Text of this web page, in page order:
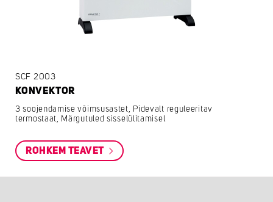
SCF 2003
KONVEKTOR
3 soojendamise võimsusastet, Pidevalt reguleeritav
termostaat, Märgutuled sisselülitamisel
ROHKEM TEAVET